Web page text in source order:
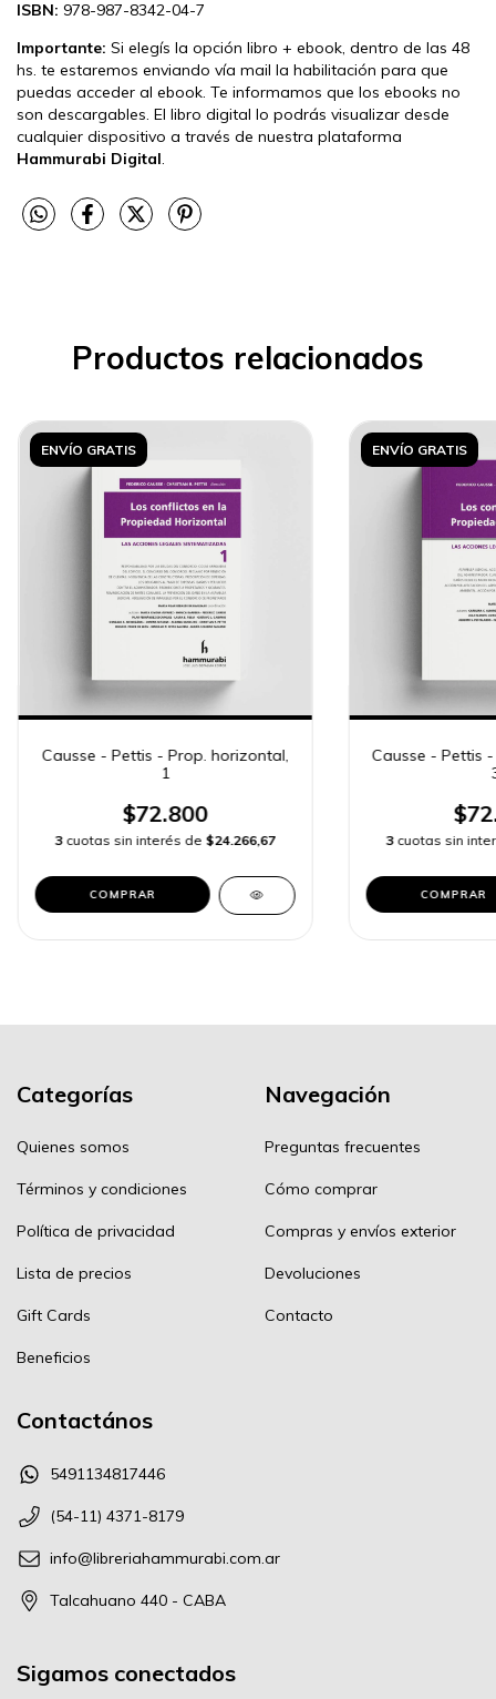
ISBN: 978-987-8342-04-7
Importante: Si elegís la opción libro + ebook, dentro de las 48
hs. te estaremos enviando vía mail la habilitación para que
puedas acceder al ebook. Te informamos que los ebooks no
son descargables. El libro digital lo podrás visualizar desde
cualquier dispositivo a través de nuestra plataforma
Hammurabi Digital
Productos relacionados
ENVÍO GRATIS
Causse - Pettis - Prop. horizontal,
1
$72.800
3 cuotas sin interés de $24.266,67
COMPRAR
ENVÍO GRATIS
Causse - Pettis
3 cuotas sin
COMPRAR
Categorías
Quienes somos
Términos y condiciones
Política de privacidad
Lista de precios
Gift Cards
Beneficios
Navegación
Preguntas frecuentes
Cómo comprar
Compras y envíos exterior
Devoluciones
Contacto
Contactános
5491134817446
(54-11) 4371-8179
info@libreriahammurabi.com.ar
Talcahuano 440 - CABA
Sigamos conectados